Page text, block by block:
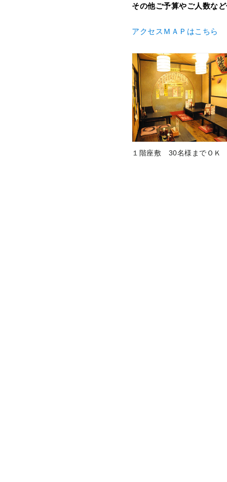
その他ご予算やご人数な
アクセスＭＡＰはこちら
１階座敷 30名様までＯＫ